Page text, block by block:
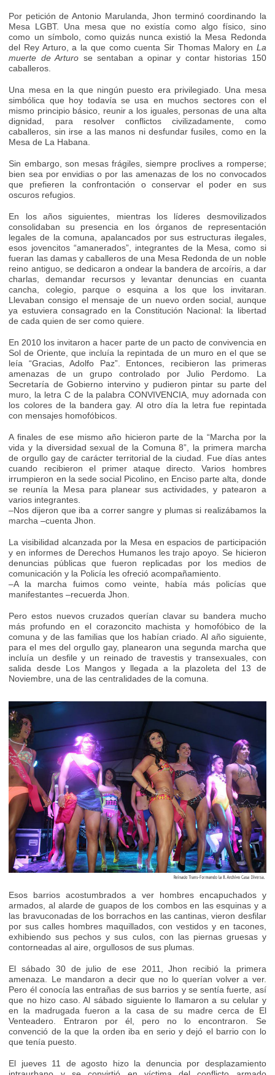
Por petición de Antonio Marulanda, Jhon terminó coordinando la
Mesa LGBT. Una mesa que no existía como algo físico, sino
como un símbolo, como quizás nunca existió la Mesa Redonda
del Rey Arturo, a la que como cuenta Sir Thomas Malory en La
muerte de Arturo se sentaban a opinar y contar historias 150
caballeros.
Una mesa en la que ningún puesto era privilegiado. Una mesa
simbólica que hoy todavía se usa en muchos sectores con el
mismo principio básico, reunir a los iguales, personas de una alta
dignidad, para resolver conflictos civilizadamente, como
caballeros, sin irse a las manos ni desfundar fusiles, como en la
Mesa de La Habana.
Sin embargo, son mesas frágiles, siempre proclives a romperse;
bien sea por envidias o por las amenazas de los no convocados
que prefieren la confrontación o conservar el poder en sus
oscuros refugios.
En los años siguientes, mientras los líderes desmovilizados
consolidaban su presencia en los órganos de representación
legales de la comuna, apalancados por sus estructuras ilegales,
esos jovencitos “amanerados”, integrantes de la Mesa, como si
fueran las damas y caballeros de una Mesa Redonda de un noble
reino antiguo, se dedicaron a ondear la bandera de arcoíris, a dar
charlas, demandar recursos y levantar denuncias en cuanta
cancha, colegio, parque o esquina a los que los invitaran.
Llevaban consigo el mensaje de un nuevo orden social, aunque
ya estuviera consagrado en la Constitución Nacional: la libertad
de cada quien de ser como quiere.
En 2010 los invitaron a hacer parte de un pacto de convivencia en
Sol de Oriente, que incluía la repintada de un muro en el que se
leía “Gracias, Adolfo Paz”. Entonces, recibieron las primeras
amenazas de un grupo controlado por Julio Perdomo. La
Secretaría de Gobierno intervino y pudieron pintar su parte del
muro, la letra C de la palabra CONVIVENCIA, muy adornada con
los colores de la bandera gay. Al otro día la letra fue repintada
con mensajes homofóbicos.
A finales de ese mismo año hicieron parte de la “Marcha por la
vida y la diversidad sexual de la Comuna 8”, la primera marcha
de orgullo gay de carácter territorial de la ciudad. Fue días antes
cuando recibieron el primer ataque directo. Varios hombres
irrumpieron en la sede social Picolino, en Enciso parte alta, donde
se reunía la Mesa para planear sus actividades, y patearon a
varios integrantes.
–Nos dijeron que iba a correr sangre y plumas si realizábamos la
marcha –cuenta Jhon.
La visibilidad alcanzada por la Mesa en espacios de participación
y en informes de Derechos Humanos les trajo apoyo. Se hicieron
denuncias públicas que fueron replicadas por los medios de
comunicación y la Policía les ofreció acompañamiento.
–A la marcha fuimos como veinte, había más policías que
manifestantes –recuerda Jhon.
Pero estos nuevos cruzados querían clavar su bandera mucho
más profundo en el corazoncito machista y homofóbico de la
comuna y de las familias que los habían criado. Al año siguiente,
para el mes del orgullo gay, planearon una segunda marcha que
incluía un desfile y un reinado de travestis y transexuales, con
salida desde Los Mangos y llegada a la plazoleta del 13 de
Noviembre, una de las centralidades de la comuna.
Esos barrios acostumbrados a ver hombres encapuchados y
armados, al alarde de guapos de los combos en las esquinas y a
las bravuconadas de los borrachos en las cantinas, vieron desfilar
por sus calles hombres maquillados, con vestidos y en tacones,
exhibiendo sus pechos y sus culos, con las piernas gruesas y
contorneadas al aire, orgullosos de sus plumas.
El sábado 30 de julio de ese 2011, Jhon recibió la primera
amenaza. Le mandaron a decir que no lo querían volver a ver.
Pero él conocía las entrañas de sus barrios y se sentía fuerte, así
que no hizo caso. Al sábado siguiente lo llamaron a su celular y
en la madrugada fueron a la casa de su madre cerca de El
Venteadero. Entraron por él, pero no lo encontraron. Se
convenció de la que la orden iba en serio y dejó el barrio con lo
que tenía puesto.
El jueves 11 de agosto hizo la denuncia por desplazamiento